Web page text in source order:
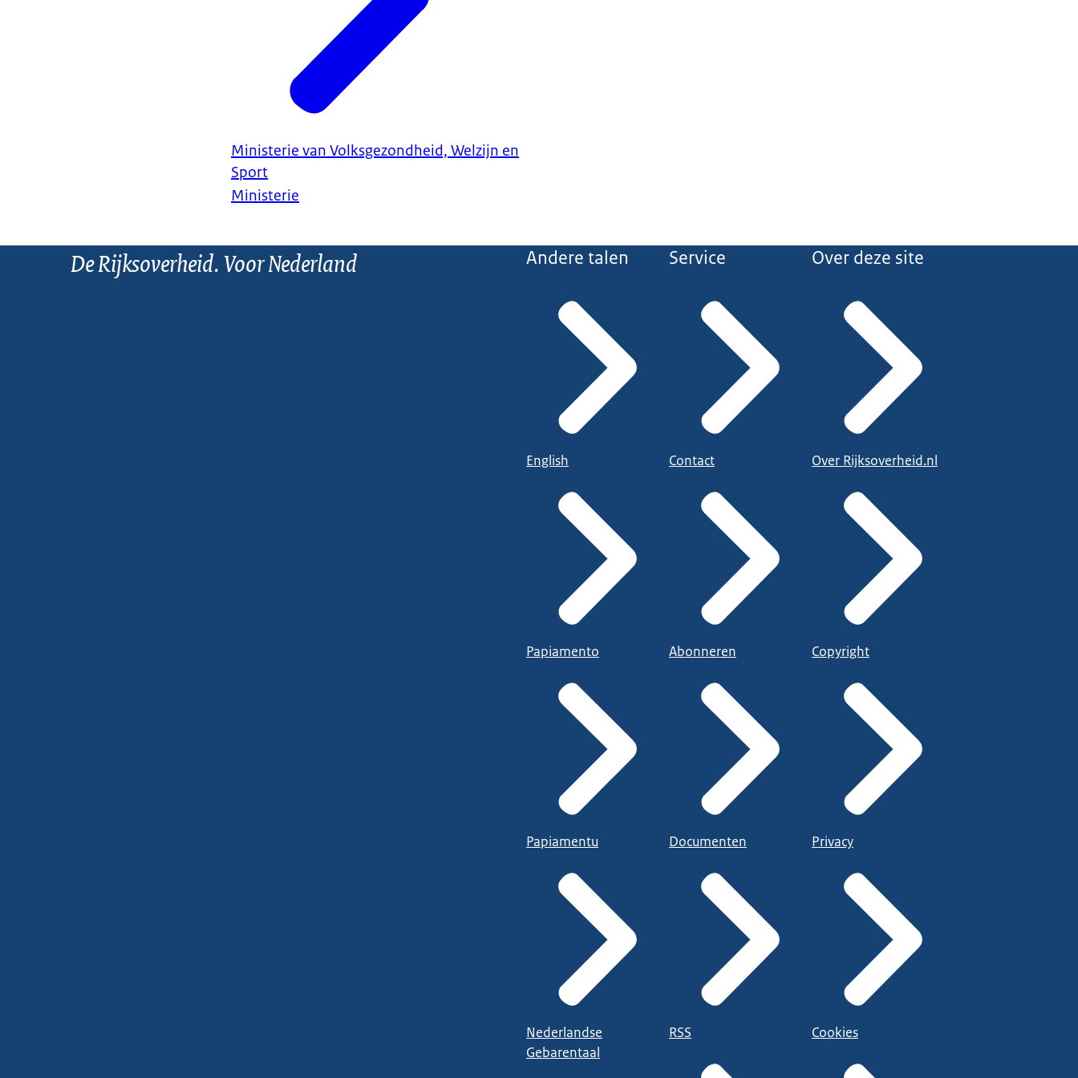
Ministerie van Volksgezondheid, Welzijn en
Sport
Ministerie
De Rijksoverheid. Voor Nederland Andere talen
English
Papiamento
Papiamentu
Nederlandse
Gebarentaal
Service
Contact
Abonneren
Documenten
RSS
Over deze site
Over Rijksoverheid.nl
Copyright
Privacy
Cookies